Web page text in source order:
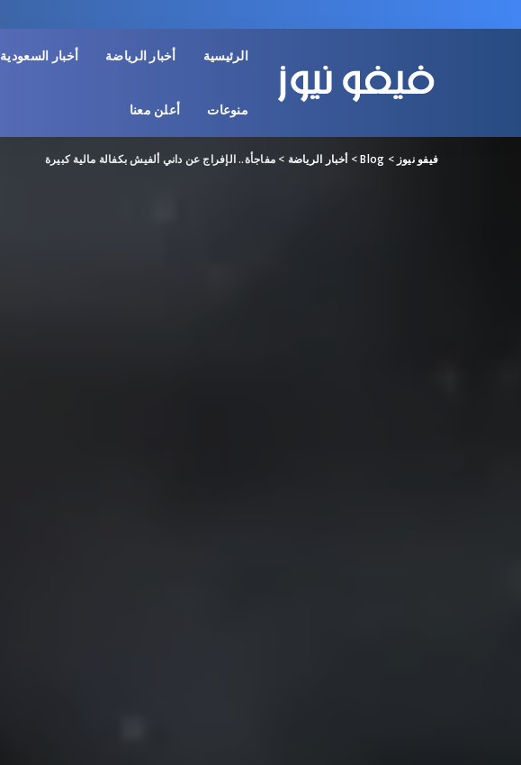
الرئيسية أخبار الرياضة أخبار السعودية
منوعات أعلن معنا
فيفو نيوز >
Blog
> أخبار الرياضة > مفاجأة.. الإفراج عن داني ألفيش بكفالة مالية كبيرة